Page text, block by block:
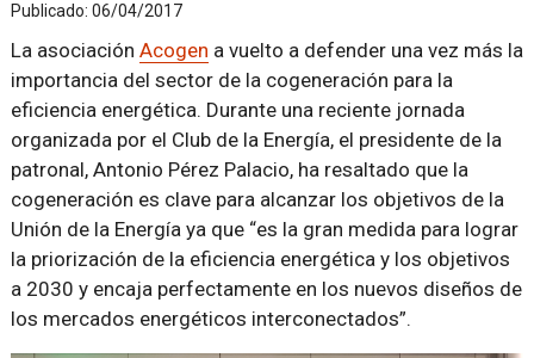
Publicado: 06/04/2017
La asociación Acogen a vuelto a defender una vez más la
importancia del sector de la cogeneración para la
eficiencia energética. Durante una reciente jornada
organizada por el Club de la Energía, el presidente de la
patronal, Antonio Pérez Palacio, ha resaltado que la
cogeneración es clave para alcanzar los objetivos de la
Unión de la Energía ya que “es la gran medida para lograr
la priorización de la eficiencia energética y los objetivos
a 2030 y encaja perfectamente en los nuevos diseños de
los mercados energéticos interconectados”.